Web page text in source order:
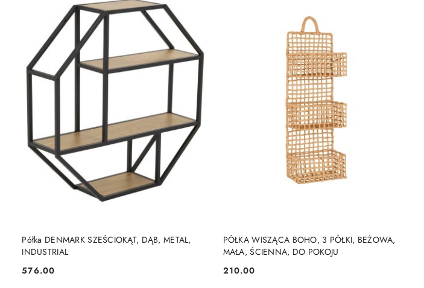
Półka DENMARK SZEŚCIOKĄT, DĄB, METAL,
INDUSTRIAL
Cena:
576.00
DO KOSZYKA
PÓŁKA WISZĄCA BOHO, 3 PÓŁKI, BEŻOWA,
MAŁA, ŚCIENNA, DO POKOJU
Cena:
210.00
DO KOSZYKA